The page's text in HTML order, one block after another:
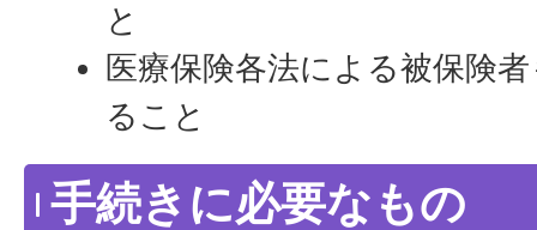
と
医療保険各法による被保険
ること
手続きに必要なもの